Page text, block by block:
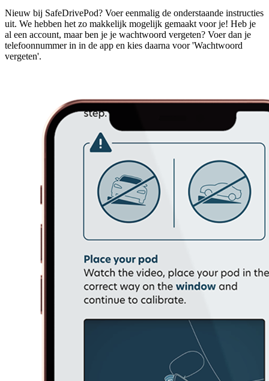
Nieuw bij SafeDrivePod? Voer eenmalig de onderstaande instructies
uit. We hebben het zo makkelijk mogelijk gemaakt voor je! Heb je
al een account, maar ben je je wachtwoord vergeten? Voer dan je
telefoonnummer in in de app en kies daarna voor 'Wachtwoord
vergeten'.